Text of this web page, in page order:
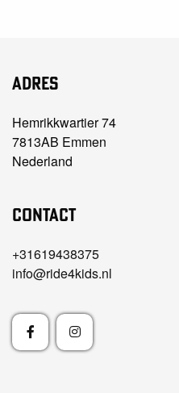
Adres
Hemrikkwartier 74
7813AB Emmen
Nederland
Contact
+31619438375
info@ride4kids.nl